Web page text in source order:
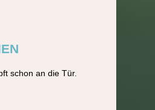
schon an die Tür.